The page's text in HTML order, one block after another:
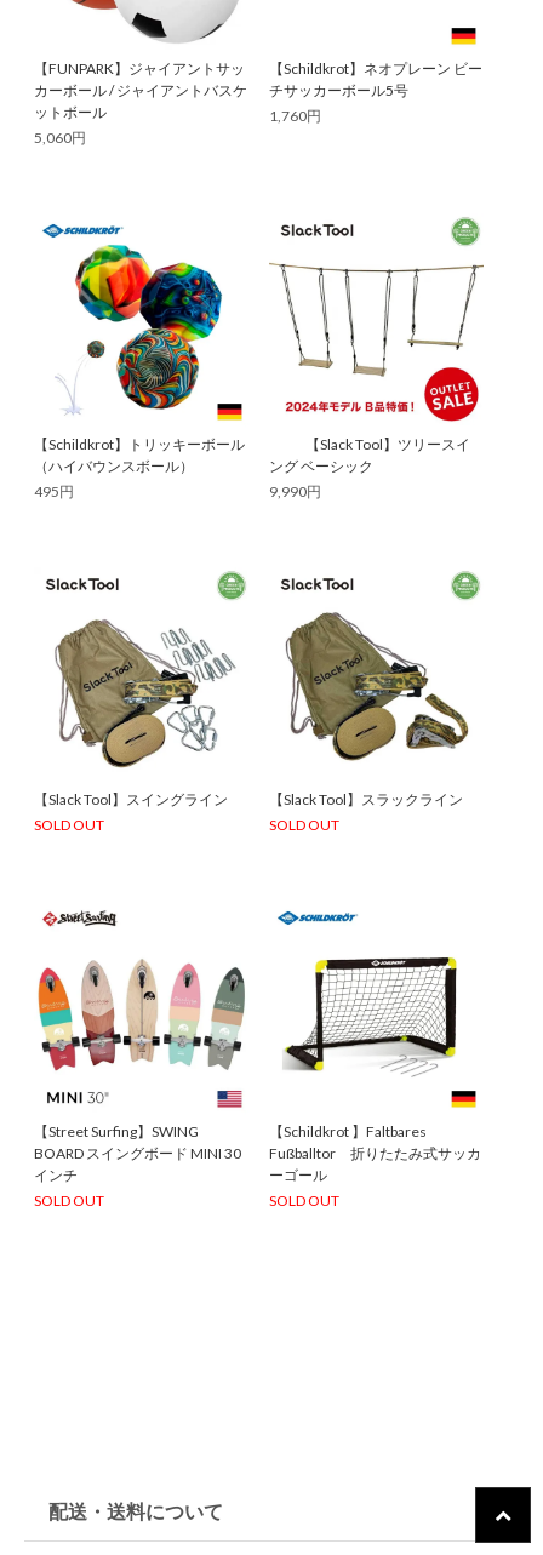
【FUNPARK】ジャイアントサッ
カーボール / ジャイアントバスケ
ットボール
5,060円
【Schildkrot】ネオプレーン ビー
チサッカーボール5号
1,760円
【Schildkrot】トリッキーボール
（ハイバウンスボール）
495円
【Slack Tool】ツリースイ
ング ベーシック
9,990円
【Slack Tool】スイングライン
SOLD OUT
【Slack Tool】スラックライン
SOLD OUT
【Street Surfing】SWING
BOARD スイングボード MINI 30
インチ
SOLD OUT
【Schildkrot 】Faltbares
Fußballtor 折りたたみ式サッカ
ーゴール
SOLD OUT
配送・送料について